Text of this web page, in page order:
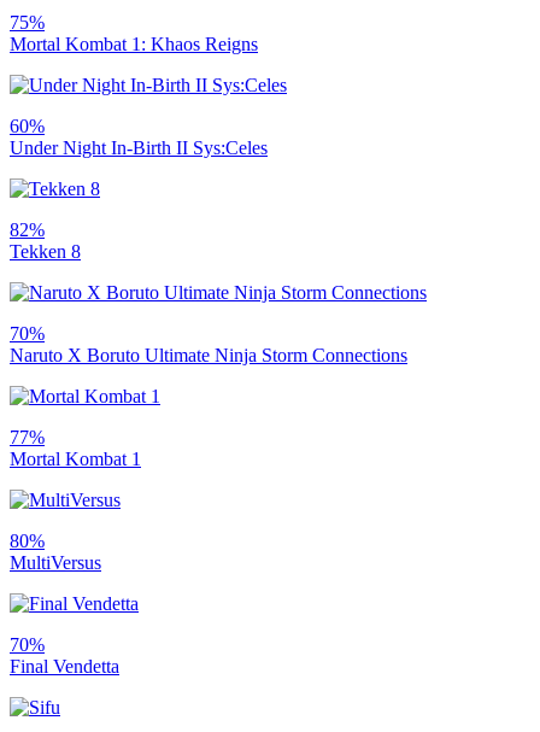
75%
Mortal Kombat 1: Khaos Reigns
60%
Under Night In-Birth II Sys:Celes
82%
Tekken 8
70%
Naruto X Boruto Ultimate Ninja Storm Connections
77%
Mortal Kombat 1
80%
MultiVersus
70%
Final Vendetta